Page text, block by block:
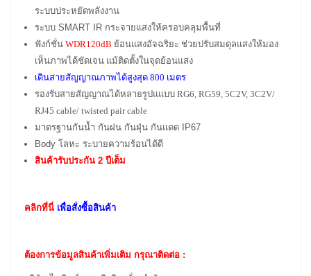
ระบบประหยัดพลังงาน
ระบบ SMART IR กระจายแสงให้ครอบคลุมพื้นที่
ฟังก์ชั่น WDR120dB ย้อนแสงอัจฉริยะ ช่วยปรับสมดุลแสงให้มอง
เห็นภาพได้ชัดเจน แม้ติดตั้งในจุดย้อนแสง
เดินสายสัญญาณภาพได้สูงสุด 800 เมตร
รองรับสายสัญญาณได้หลายรูปแแบบ RG6, RG59, 5C2V, 3C2V/
RJ45 cable/ twisted pair cable
มาตรฐานกันน้ำ กันฝน กันฝุ่น กันแดด IP67
Body โลหะ ระบายความร้อนได้ดี
สินค้ารับประกัน 2 ปีเต็ม
คลิกที่นี่ เพื่อสั่งซื้อสินค้า
ต้องการข้อมูลสินค้าเพิ่มเติม กรุณาติดต่อ :